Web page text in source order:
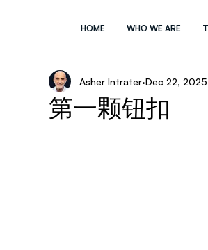
HOME WHO WE ARE
第一颗钮扣
Asher Intrater Dec 22, 2025